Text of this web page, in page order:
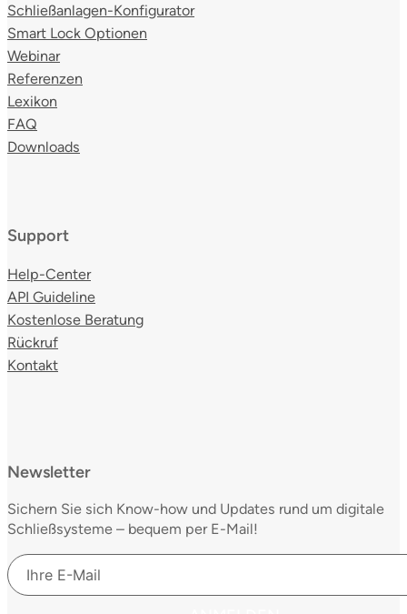
Schließanlagen-Konfigurator
Smart Lock Optionen
Webinar
Referenzen
Lexikon
FAQ
Downloads
Support
Help-Center
API Guideline
Kostenlose Beratung
Rückruf
Kontakt
Newsletter
Sichern Sie sich Know-how und Updates rund um digitale
Schließsysteme – bequem per E-Mail!